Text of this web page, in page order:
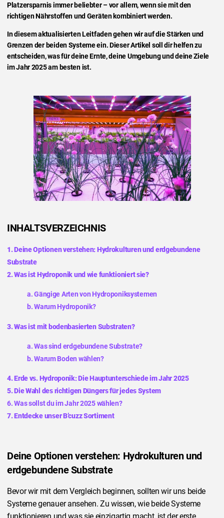
Platzersparnis immer beliebter – vor allem, wenn sie mit den
richtigen Nährstoffen und Geräten kombiniert werden.
In diesem aktualisierten Leitfaden gehen wir auf die Stärken und
Grenzen der beiden Systeme ein. Dieser Artikel soll dir helfen zu
entscheiden, was für deine Ernte, deine Umgebung und deine Ziele
im Jahr 2025 am besten ist.
INHALTSVERZEICHNIS
1. Deine Optionen verstehen: Hydrokulturen und erdgebundene
Substrate
2. Was ist Hydroponik und wie funktioniert sie?
a. Gängige Arten von Hydroponiksystemen
b. Warum Hydroponik?
3. Was ist mit bodenbasierten Substraten?
a. Was sind erdgebundene Substrate?
b. Warum Boden wählen?
4. Erde vs. Hydroponik: Die Hauptunterschiede im Jahr 2025
5. Die Wahl des richtigen Düngers für jedes System
6. Was sollst du im Jahr 2025 wählen?
7. Entdecke unser B’cuzz Sortiment
Deine Optionen verstehen: Hydrokulturen und
erdgebundene Substrate
Bevor wir mit dem Vergleich beginnen, sollten wir uns beide
Systeme genauer ansehen. Zu wissen, wie beide Systeme